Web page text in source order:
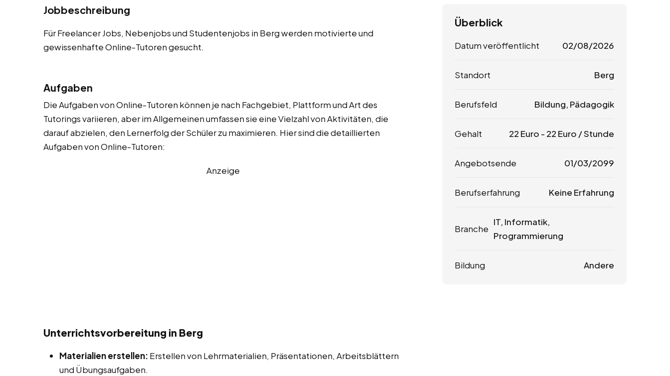
Jobbeschreibung
Für Freelancer Jobs, Nebenjobs und Studentenjobs in Berg werden motivierte und
gewissenhafte Online-Tutoren gesucht.
Aufgaben
Die Aufgaben von Online-Tutoren können je nach Fachgebiet, Plattform und Art des
Tutorings variieren, aber im Allgemeinen umfassen sie eine Vielzahl von Aktivitäten, die
darauf abzielen, den Lernerfolg der Schüler zu maximieren. Hier sind die detaillierten
Aufgaben von Online-Tutoren:
Anzeige
Unterrichtsvorbereitung in Berg
Materialien erstellen: Erstellen von Lehrmaterialien, Präsentationen, Arbeitsblättern
und Übungsaufgaben.
Überblick
Datum veröffentlicht 02/08/2026
Standort Berg
Berufsfeld Bildung, Pädagogik
Gehalt 22 Euro - 22 Euro / Stunde
Angebotsende 01/03/2099
Berufserfahrung Keine Erfahrung
Branche
IT, Informatik,
Programmierung
Bildung Andere